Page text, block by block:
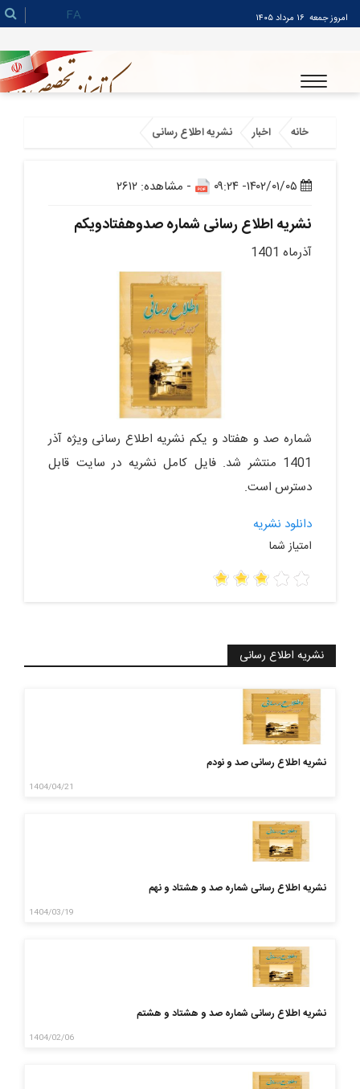
امروز جمعه ۱۶ مرداد ۱۴۰۵ FA
خانه اخبار نشریه اطلاع رسانی
۱۴۰۲/۰۱/۰۵- ۰۹:۲۴ - مشاهده: ۲۶۱۲
نشریه اطلاع رسانی شماره صدوهفتادویکم
آذرماه 1401
شماره صد و هفتاد و یکم نشریه اطلاع رسانی ویژه آذر
1401 منتشر شد. فایل کامل نشریه در سایت قابل
دسترس است.
دانلود نشریه
امتیاز شما
نشریه اطلاع رسانی
نشریه اطلاع رسانی صد و نودم
1404/04/21
نشریه اطلاع رسانی شماره صد و هشتاد و نهم
1404/03/19
نشریه اطلاع رسانی شماره صد و هشتاد و هشتم
1404/02/06